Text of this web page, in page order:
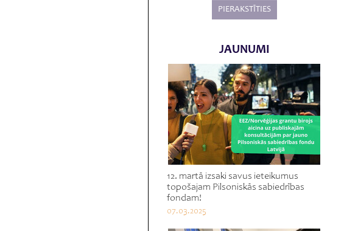
JAUNUMI
12. martā izsaki savus ieteikumus
topošajam Pilsoniskās sabiedrības
fondam!
07.03.2025